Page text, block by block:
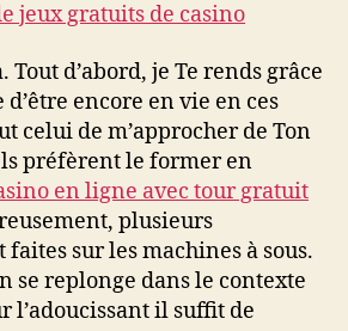
jeux gratuits de casino
Tout d’abord, je Te rends grâce
encore en vie en ces
celui de m’approcher de Ton
préfèrent le former en
en ligne avec tour gratuit
plusieurs
sur les machines à sous.
se replonge dans le contexte
l’adoucissant il suffit de